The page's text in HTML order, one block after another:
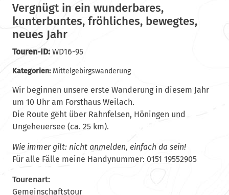
Vergnügt in ein wunderbares,
kunterbuntes, fröhliches, bewegtes,
neues Jahr
Touren-ID:WD16-95
Kategorien: Mittelgebirgswanderung
Wir beginnen unsere erste Wanderung in diesem Jahr
um 10 Uhr am Forsthaus Weilach.
Die Route geht über Rahnfelsen, Höningen und
Ungeheuersee (ca. 25 km).
Wie immer gilt: nicht anmelden, einfach da sein!
Für alle Fälle meine Handynummer: 0151 19552905
Tourenart:
Gemeinschaftstour